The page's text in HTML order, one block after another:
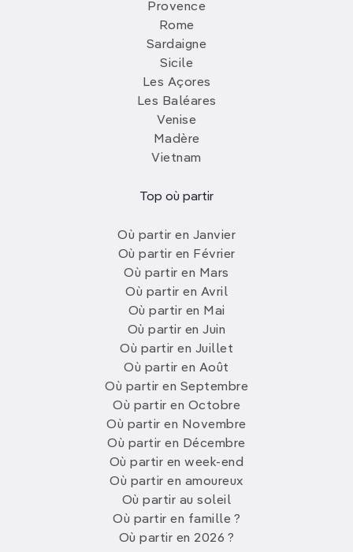
Provence
Rome
Sardaigne
Sicile
Les Açores
Les Baléares
Venise
Madère
Vietnam
Top où partir
Où partir en Janvier
Où partir en Février
Où partir en Mars
Où partir en Avril
Où partir en Mai
Où partir en Juin
Où partir en Juillet
Où partir en Août
Où partir en Septembre
Où partir en Octobre
Où partir en Novembre
Où partir en Décembre
Où partir en week-end
Où partir en amoureux
Où partir au soleil
Où partir en famille ?
Où partir en 2026 ?